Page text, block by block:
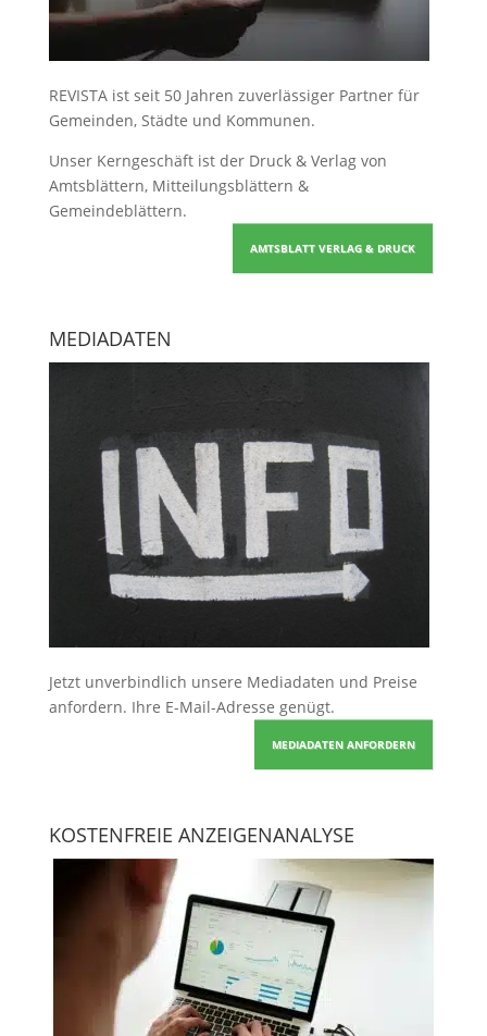
REVISTA ist seit 50 Jahren zuverlässiger Partner für
Gemeinden, Städte und Kommunen.
Unser Kerngeschäft ist der Druck & Verlag von
Amtsblättern, Mitteilungsblättern &
Gemeindeblättern.
AMTSBLATT VERLAG & DRUCK
MEDIADATEN
Jetzt unverbindlich unsere Mediadaten und Preise
anfordern. Ihre E-Mail-Adresse genügt.
MEDIADATEN ANFORDERN
KOSTENFREIE ANZEIGENANALYSE